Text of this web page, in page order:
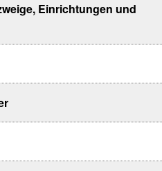
Einrichtungen und